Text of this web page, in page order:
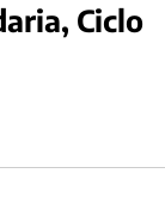
Ciclo